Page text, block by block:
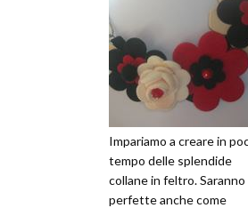
Impariamo a creare in
tempo delle splendide
collane in feltro. Saranno
perfette anche come